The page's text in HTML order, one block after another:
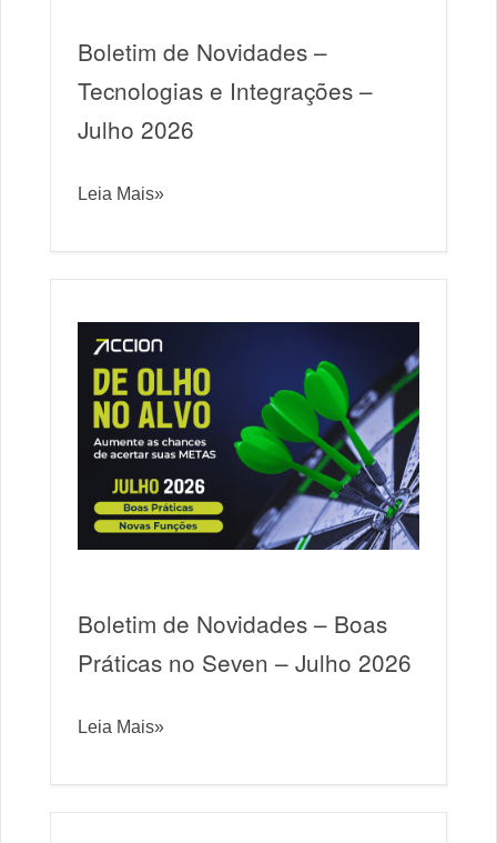
Boletim de Novidades –
Tecnologias e Integrações –
Julho 2026
Leia Mais»
Boletim de Novidades – Boas
Práticas no Seven – Julho 2026
Leia Mais»